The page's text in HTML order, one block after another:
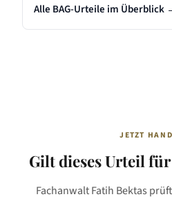
Alle BAG-Urteile im Überblick
JETZT
Gilt dieses Urteil
Fachanwalt Fatih Bektas